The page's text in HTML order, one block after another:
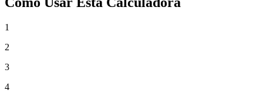
1
2
3
4